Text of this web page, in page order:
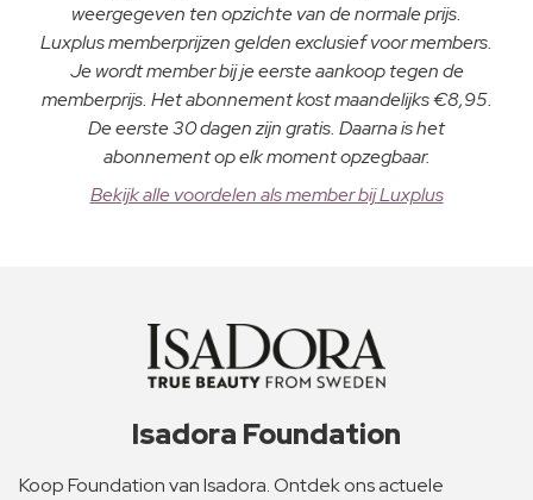
weergegeven ten opzichte van de normale prijs.
Luxplus memberprijzen gelden exclusief voor members.
Je wordt member bij je eerste aankoop tegen de
memberprijs. Het abonnement kost maandelijks €8,95.
De eerste 30 dagen zijn gratis. Daarna is het
abonnement op elk moment opzegbaar.
Bekijk alle voordelen als member bij Luxplus
Isadora Foundation
Koop Foundation van Isadora. Ontdek ons actuele